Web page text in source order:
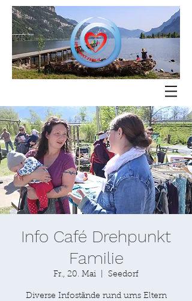
Info Café Drehpunkt
Familie
Fr., 20. Mai Seedorf
Diverse Infostände rund ums Eltern